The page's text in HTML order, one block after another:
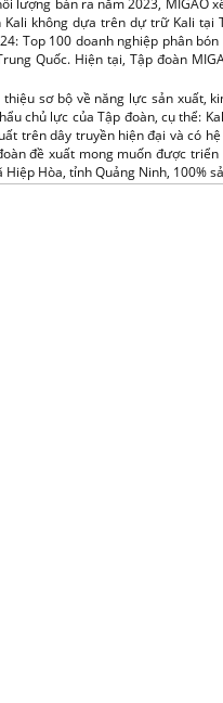
không dựa trên dự trữ Kali tại
Top 100 doanh nghiệp phân
Quốc. Hiện tại, Tập đoàn
sơ bộ về năng lực sản xuất,
chủ lực của Tập đoàn, cụ thể:
trên dây truyền hiện đại và có
đề xuất mong muốn được
Hiệp Hòa, tỉnh Quảng Ninh, 100%